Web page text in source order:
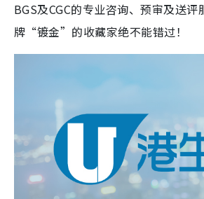
BGS及CGC的专业咨询、预审及送
牌“镀金”的收藏家绝不能错过！